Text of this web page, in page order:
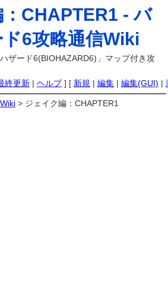
：CHAPTER1 -バ
6攻略通信Wiki
ザード6(BIOHAZARD6)」マップ付き攻
終更新 | ヘルプ] [ 新規 | 編集 | 編集(GUI) |
> ジェイク編：CHAPTER1